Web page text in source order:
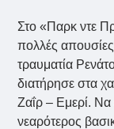
Στο «Παρκ ντε
πολλές
τραυματία
διατήρησε στα
Ζαΐρ – Εμερί. Να
νεαρότερος